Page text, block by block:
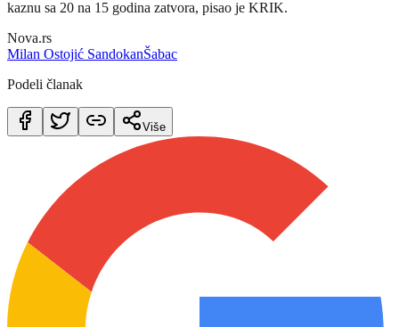
kaznu sa 20 na 15 godina zatvora, pisao je KRIK.
Nova.rs
Milan Ostojić SandokanŠabac
Podeli članak
Više